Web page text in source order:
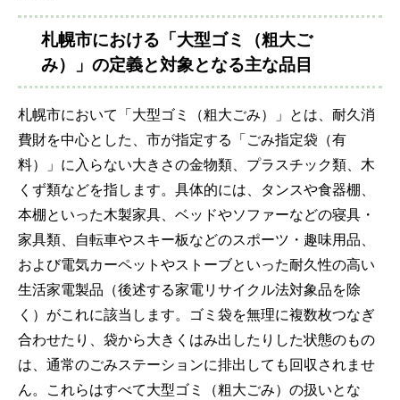
札幌市における「大型ゴミ（粗大ご
み）」の定義と対象となる主な品目
札幌市において「大型ゴミ（粗大ごみ）」とは、耐久消
費財を中心とした、市が指定する「ごみ指定袋（有
料）」に入らない大きさの金物類、プラスチック類、木
くず類などを指します。具体的には、タンスや食器棚、
本棚といった木製家具、ベッドやソファーなどの寝具・
家具類、自転車やスキー板などのスポーツ・趣味用品、
および電気カーペットやストーブといった耐久性の高い
生活家電製品（後述する家電リサイクル法対象品を除
く）がこれに該当します。ゴミ袋を無理に複数枚つなぎ
合わせたり、袋から大きくはみ出したりした状態のもの
は、通常のごみステーションに排出しても回収されませ
ん。これらはすべて大型ゴミ（粗大ごみ）の扱いとな